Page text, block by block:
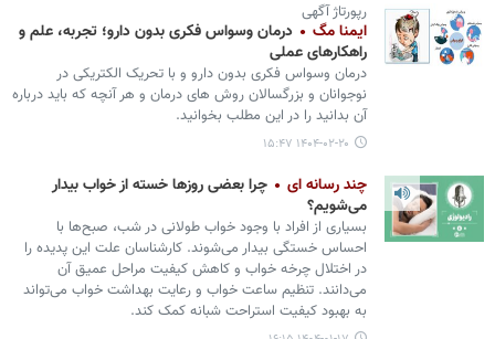
رپورتاژ آگهی
ایمنا مگ
درمان وسواس فکری بدون دارو؛ تجربه، علم و
راهکارهای عملی
درمان وسواس فکری بدون دارو و با تحریک الکتریکی در
نوجوانان و بزرگسالان روش های درمان و هر آنچه که باید درباره
آن بدانید را در این مطلب بخوانید.
۱۴۰۴-۰۲-۲۰ ۱۵:۴۷
چند رسانه ای
چرا بعضی روزها خسته از خواب بیدار
می‌شویم؟
بسیاری از افراد با وجود خواب طولانی در شب، صبح‌ها با
احساس خستگی بیدار می‌شوند. کارشناسان علت این پدیده را
در اختلال چرخه خواب و کاهش کیفیت مراحل عمیق آن
می‌دانند. تنظیم ساعت خواب و رعایت بهداشت خواب می‌تواند
به بهبود کیفیت استراحت شبانه کمک کند.